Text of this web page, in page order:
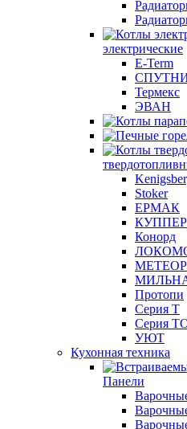
электрические
E-Term
Термекс
ЭВАН
Stoker
ЕРМАК
КУППЕР
Конорд
МЕТЕОР
Протопи
Серия Т
Серия
УЮТ
Кухонная техника
Панели